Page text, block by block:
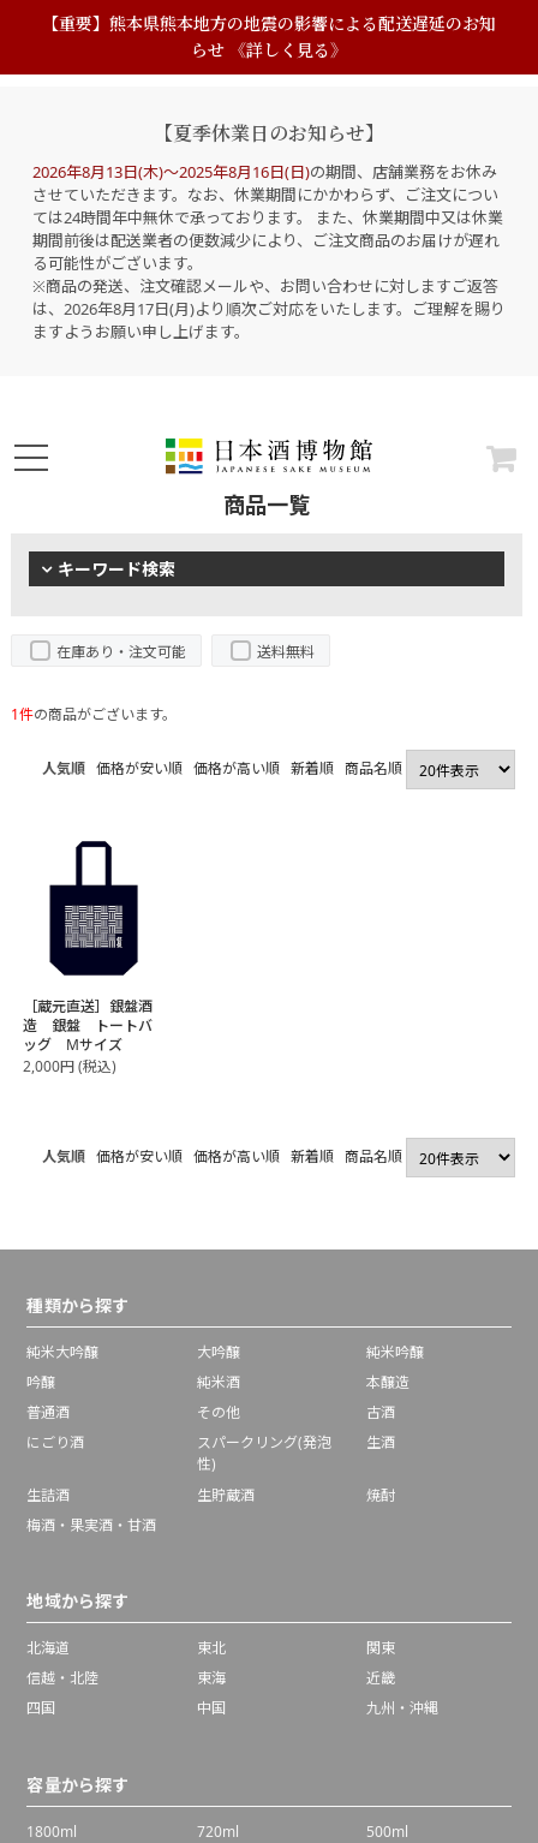
【重要】熊本県熊本地方の地震の影響による配送遅延のお知
らせ 《詳しく見る》
【夏季休業日のお知らせ】
2026年8月13日(木)～2025年8月16日(日)の期間、店舗業務をお休み
させていただきます。なお、休業期間にかかわらず、ご注文につい
ては24時間年中無休で承っております。 また、休業期間中又は休業
期間前後は配送業者の便数減少により、ご注文商品のお届けが遅れ
る可能性がございます。
※商品の発送、注文確認メールや、お問い合わせに対しますご返答
は、2026年8月17日(月)より順次ご対応をいたします。ご理解を賜り
ますようお願い申し上げます。
商品一覧
キーワード検索
在庫あり・注文可能 送料無料
1件の商品がございます。
人気順 価格が安い順 価格が高い順 新着順 商品名順
［蔵元直送］銀盤酒
造 銀盤 トートバ
ッグ Mサイズ
2,000円(税込)
人気順 価格が安い順 価格が高い順 新着順 商品名順
種類から探す
純米大吟醸 大吟醸
純米吟醸
吟醸
純米酒
本醸造
普通酒
その他
古酒
にごり酒
スパークリング(発泡
性)
生酒
生詰酒 生貯蔵酒
焼酎
梅酒・果実酒・甘酒
地域から探す
北海道 東北
関東
信越・北陸
東海
近畿
四国
中国 九州・沖縄
容量から探す
1800ml 720ml
500ml